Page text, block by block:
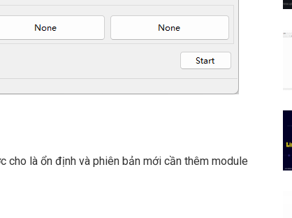
cho là ổn định và phiên bản mới cần thêm module